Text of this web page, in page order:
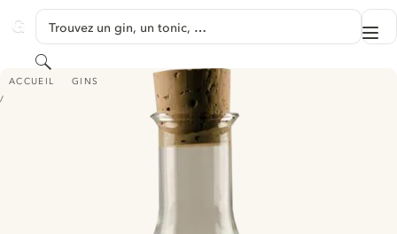
GINVENTORY
Trouvez un gin, un tonic, …
Rechercher
ACCUEIL GINS
ALCHEMIST'S GIN